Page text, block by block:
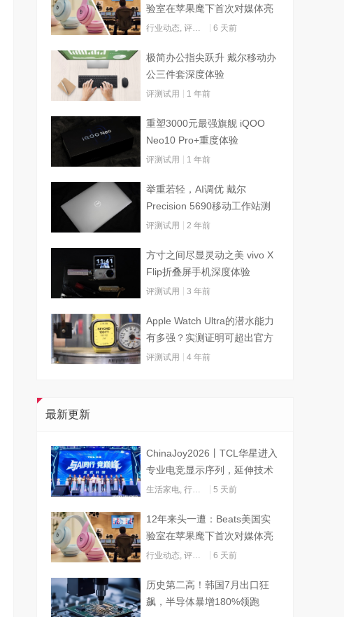
验室在苹果麾下首次对媒体亮
灯
行业动态 评测试用 6 天前
极简办公指尖跃升 戴尔移动办
公三件套深度体验
评测试用 1 年前
重塑3000元最强旗舰 iQOO
Neo10 Pro+重度体验
评测试用 1 年前
举重若轻，AI调优 戴尔
Precision 5690移动工作站测
试
评测试用 2 年前
方寸之间尽显灵动之美 vivo X
Flip折叠屏手机深度体验
评测试用 3 年前
Apple Watch Ultra的潜水能力
有多强？实测证明可超出官方
标称值
评测试用 4 年前
最新更新
ChinaJoy2026丨TCL华星进入
专业电竞显示序列，延伸技术
边界赋能AI算力
生活家电 行业动态 5 天前
12年来头一遭：Beats美国实
验室在苹果麾下首次对媒体亮
灯
行业动态 评测试用 6 天前
历史第二高！韩国7月出口狂
飙，半导体暴增180%领跑